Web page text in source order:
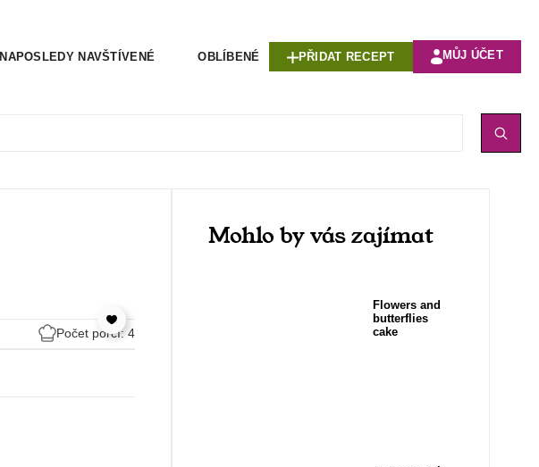
NAPOSLEDY NAVŠTÍVENÉ OBLÍBENÉ PŘIDAT RECEPT MŮJ ÚČET
Počet porcí: 4
Mohlo by vás zajímat
Flowers and
butterflies
cake